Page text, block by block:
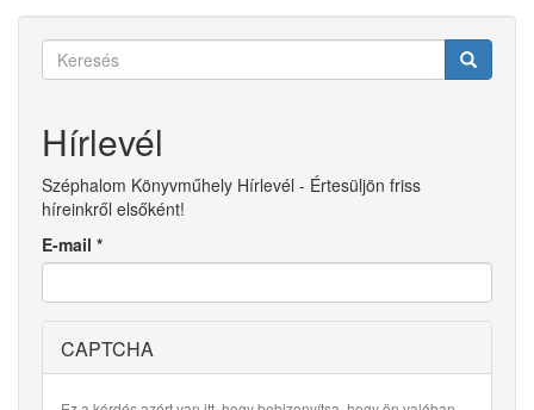
Keresés
Hírlevél
Széphalom Könyvműhely Hírlevél - Értesüljön friss
híreinkről elsőként!
E-mail *
CAPTCHA